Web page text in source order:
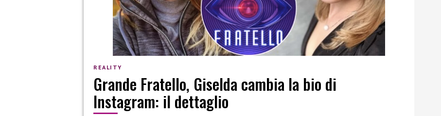
REALITY
Grande Fratello, Giselda cambia la bio di
Instagram: il dettaglio